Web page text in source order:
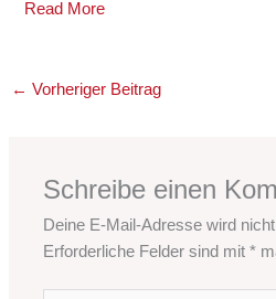
Read More
← Vorheriger Beitrag
Schreibe einen
Deine E-Mail-Adresse wird
Erforderliche Felder sind mit*